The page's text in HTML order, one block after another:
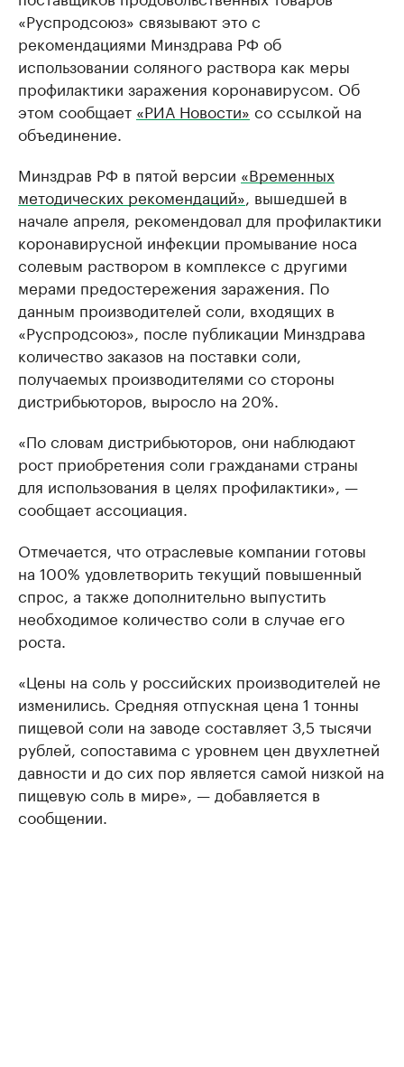
«Руспродсоюз» связывают это с
рекомендациями Минздрава РФ об
использовании соляного раствора как меры
профилактики заражения коронавирусом. Об
этом сообщает «РИА Новости» со ссылкой на
объединение.
Минздрав РФ в пятой версии «Временных
методических рекомендаций» , вышедшей в
начале апреля, рекомендовал для профилактики
коронавирусной инфекции промывание носа
солевым раствором в комплексе с другими
мерами предостережения заражения. По
данным производителей соли, входящих в
«Руспродсоюз», после публикации Минздрава
количество заказов на поставки соли,
получаемых производителями со стороны
дистрибьюторов, выросло на 20%.
«По словам дистрибьюторов, они наблюдают
рост приобретения соли гражданами страны
для использования в целях профилактики», —
сообщает ассоциация.
Отмечается, что отраслевые компании готовы
на 100% удовлетворить текущий повышенный
спрос, а также дополнительно выпустить
необходимое количество соли в случае его
роста.
«Цены на соль у российских производителей не
изменились. Средняя отпускная цена 1 тонны
пищевой соли на заводе составляет 3,5 тысячи
рублей, сопоставима с уровнем цен двухлетней
давности и до сих пор является самой низкой на
пищевую соль в мире», — добавляется в
сообщении.